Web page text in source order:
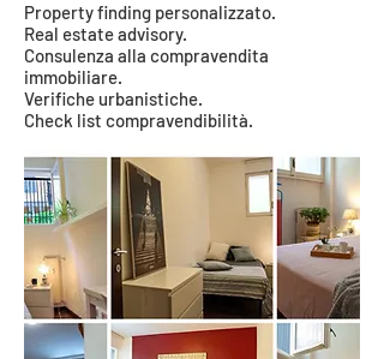
Property finding personalizzato.
Real estate advisory.
Consulenza alla compravendita
immobiliare.
Verifiche urbanistiche.
Check list compravendibilità.